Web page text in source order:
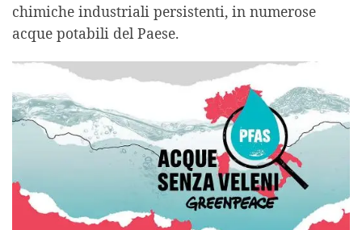
chimiche industriali persistenti, in numerose
acque potabili del Paese.